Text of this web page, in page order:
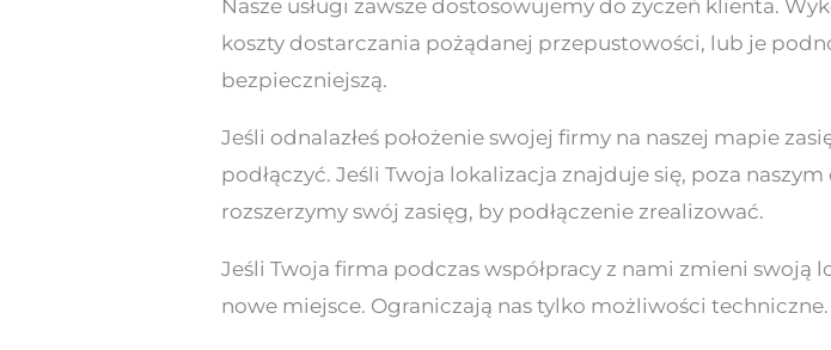
Nasze usługi zawsze dostosowujemy do życzeń klienta.
koszty dostarczania pożądanej przepustowości, lub je
bezpieczniejszą.
Jeśli odnalazłeś położenie swojej firmy na naszej mapie
podłączyć. Jeśli Twoja lokalizacja znajduje się, poza
rozszerzymy swój zasięg, by podłączenie zrealizować.
Jeśli Twoja firma podczas współpracy z nami zmieni
nowe miejsce. Ograniczają nas tylko możliwości